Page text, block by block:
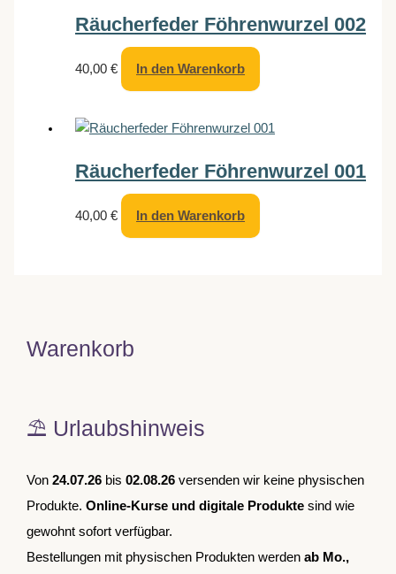
Räucherfeder Föhrenwurzel 002
40,00€ In den Warenkorb
Räucherfeder Föhrenwurzel 001
40,00€ In den Warenkorb
Warenkorb
⛱️ Urlaubshinweis
Von24.07.26 bis02.08.26 versenden wir keine physischen
Produkte.Online-Kurse und digitale Produkte sind wie
gewohnt sofort verfügbar.
Bestellungen mit physischen Produkten werdenab Mo.,